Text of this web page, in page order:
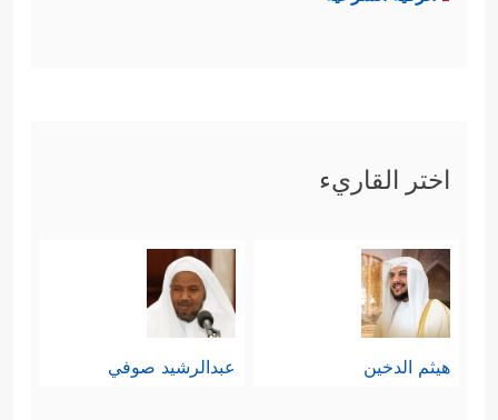
اختر القاريء
هيثم الدخين عبدالرشيد صوفي